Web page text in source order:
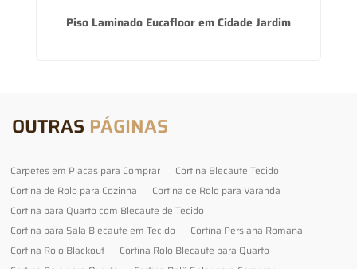
Piso Laminado Eucafloor em Cidade Jardim
OUTRAS PÁGINAS
Carpetes em Placas para Comprar
Cortina Blecaute Tecido
Cortina de Rolo para Cozinha
Cortina de Rolo para Varanda
Cortina para Quarto com Blecaute de Tecido
Cortina para Sala Blecaute em Tecido
Cortina Persiana Romana
Cortina Rolo Blackout
Cortina Rolo Blecaute para Quarto